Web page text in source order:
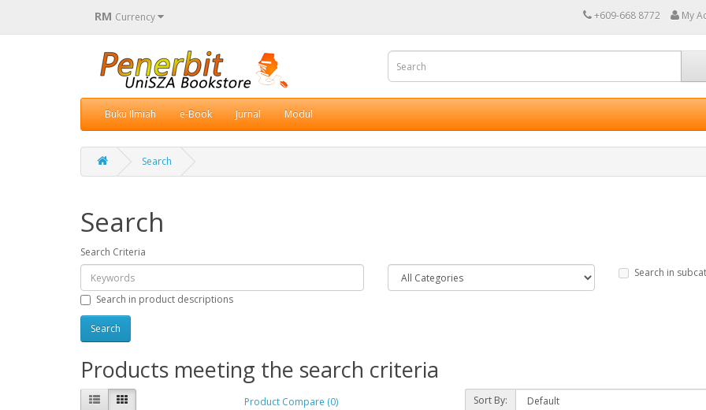
RM Currency +609-668 8772 My
Buku Ilmiah e-Book Jurnal Modul
Search
Search
Search Criteria
Search in
Search in product descriptions
Products meeting the search criteria
Product Compare (0) Sort By: